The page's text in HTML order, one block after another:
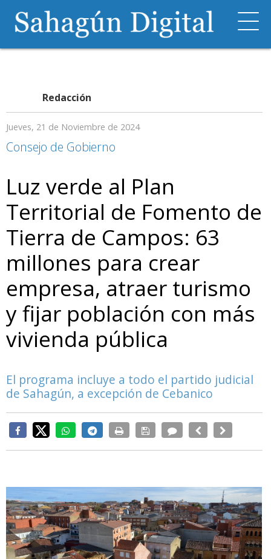
Redacción
Jueves, 21 de Noviembre de 2024
Consejo de Gobierno
Luz verde al Plan
Territorial de Fomento de
Tierra de Campos: 63
millones para crear
empresa, atraer turismo
y fijar población con más
vivienda pública
El programa incluye a todo el partido judicial
de Sahagún, a excepción de Cebanico